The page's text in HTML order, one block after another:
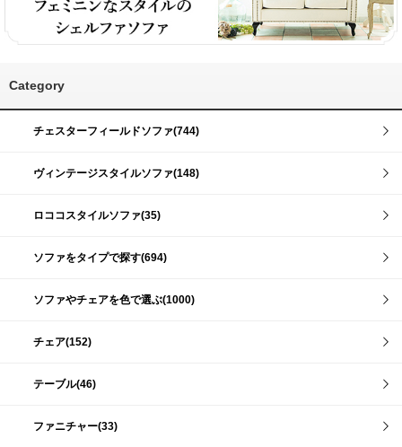
Category
チェスターフィールドソファ(744)
ヴィンテージスタイルソファ(148)
ロココスタイルソファ(35)
ソファをタイプで探す(694)
ソファやチェアを色で選ぶ(1000)
チェア(152)
テーブル(46)
ファニチャー(33)